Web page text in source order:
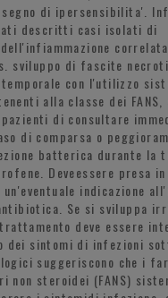
di ipersensibilita'.
descritti casi isolati di
sviluppo di fascite
temporale con l'utilizzo
alla classe dei FANS,
di consultare
di comparsa o
batterica durante la
Deveessere presa in
un'eventuale indicazione
Se si sviluppa
deve essere
dei sintomi di infezioni
suggeriscono che i
non steroidei (FANS)